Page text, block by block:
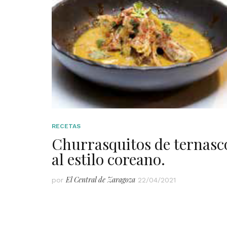
RECETAS
Churrasquitos de
al estilo coreano.
por El Central de Zaragoza 22/04/2021